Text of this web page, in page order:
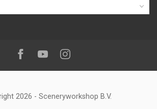
Volg ons op:Facebook
YoutubeInstagram
2026 - Sceneryworkshop B.V.